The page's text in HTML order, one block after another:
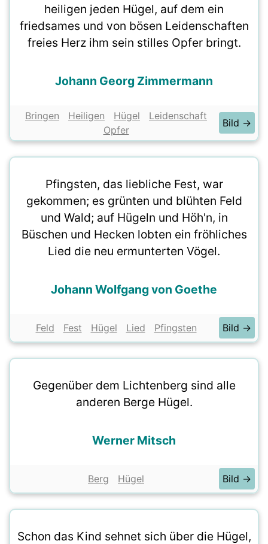
heiligen jeden Hügel, auf dem ein
friedsames und von bösen Leidenschaften
freies Herz ihm sein stilles Opfer bringt.
Johann Georg Zimmermann
Bringen Heiligen Hügel
Leidenschaft
Opfer
Bild →
Pfingsten, das liebliche Fest, war
gekommen; es grünten und blühten Feld
und Wald; auf Hügeln und Höh'n, in
Büschen und Hecken lobten ein fröhliches
Lied die neu ermunterten Vögel.
Johann Wolfgang von Goethe
Feld Fest Hügel Lied Pfingsten Bild →
Gegenüber dem Lichtenberg sind alle
anderen Berge Hügel.
Werner Mitsch
Berg Hügel Bild →
Schon das Kind sehnet sich über die Hügel,